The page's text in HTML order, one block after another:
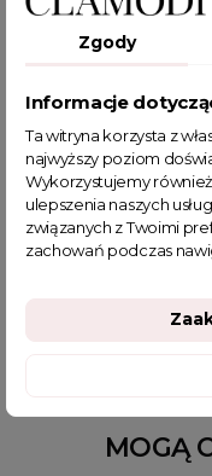
top pod marynarkę
bluzka na ramiączkach
bluzki na ramiączkach
czarny top na
bluzeczki na
MOGĄ
Zgody
Informacje
Ta witryna korzysta z
najwyższy poziom
Wykorzystujemy
ulepszenia naszych
związanych z Twoimi
zachowań podczas